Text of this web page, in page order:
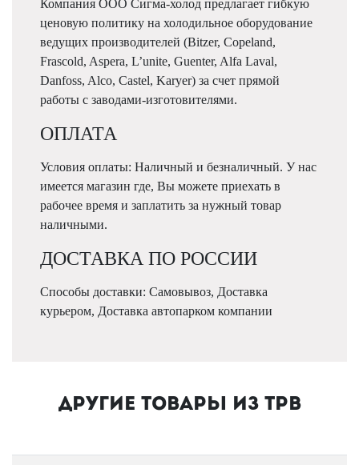
Компания ООО Сигма-холод предлагает гибкую
ценовую политику на холодильное оборудование
ведущих производителей (Bitzer, Copeland,
Frascold, Aspera, L’unite, Guenter, Alfa Laval,
Danfoss, Alco, Castel, Karyer) за счет прямой
работы с заводами-изготовителями.
ОПЛАТА
Условия оплаты: Наличный и безналичный. У нас
имеется магазин где, Вы можете приехать в
рабочее время и заплатить за нужный товар
наличными.
ДОСТАВКА ПО РОССИИ
Способы доставки: Самовывоз, Доставка
курьером, Доставка автопарком компании
Другие товары из ТРВ